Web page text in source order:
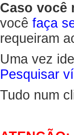
Caso você
você faça
requeiram
Uma vez
Pesquisar
Tudo num